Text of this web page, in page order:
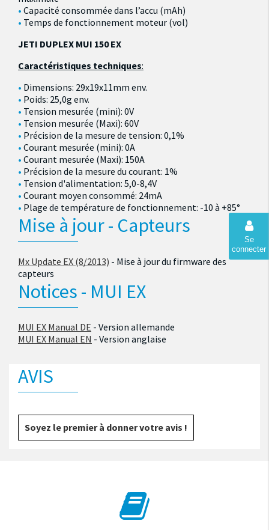
Se
connecter
Capacité consommée dans l’accu (mAh)
Temps de fonctionnement moteur (vol)
JETI DUPLEX MUI 150 EX
Caractéristiques techniques:
Dimensions: 29x19x11mm env.
Poids: 25,0g env.
Tension mesurée (mini): 0V
Tension mesurée (Maxi): 60V
Précision de la mesure de tension: 0,1%
Courant mesurée (mini): 0A
Courant mesurée (Maxi): 150A
Précision de la mesure du courant: 1%
Tension d'alimentation: 5,0-8,4V
Courant moyen consommé: 24mA
Plage de température de fonctionnement: -10 à +85°
Mise à jour - Capteurs
Mx Update EX (8/2013) - Mise à jour du firmware des
capteurs
Notices - MUI EX
MUI EX Manual DE - Version allemande
MUI EX Manual EN - Version anglaise
AVIS
Soyez le premier à donner votre avis !